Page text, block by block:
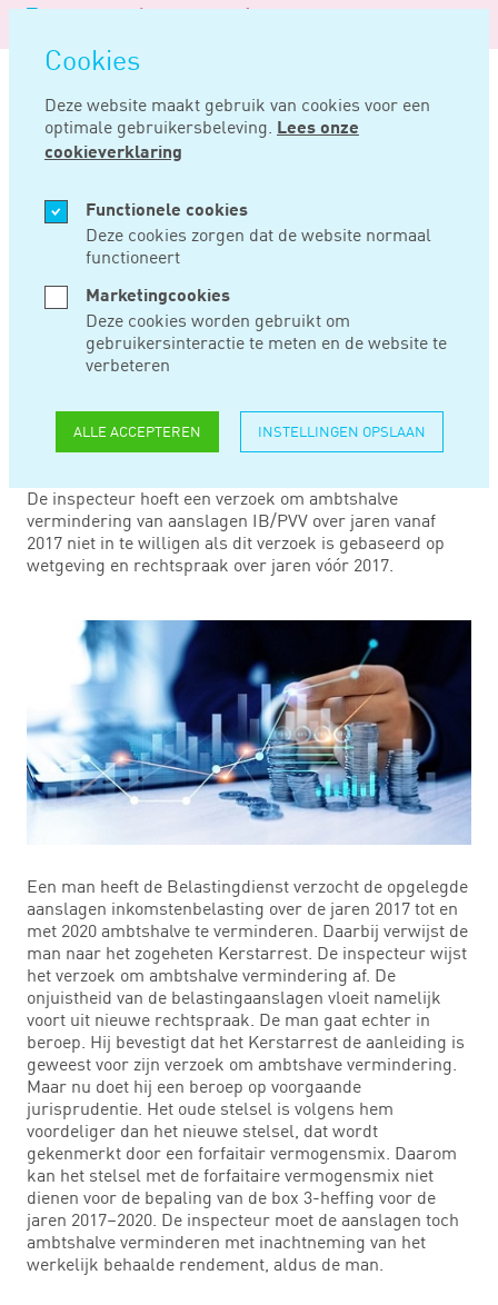
overslaan
Cookies
Deze website maakt gebruik van cookies voor een
optimale gebruikersbeleving. Lees onze
cookieverklaring
Functionele cookies
Deze cookies zorgen dat de website normaal
functioneert
Marketingcookies
Deze cookies worden gebruikt om
gebruikersinteractie te meten en de website te
verbeteren
ALLE ACCEPTEREN INSTELLINGEN OPSLAAN
Logo
Noord
Negentig
Home Nieuws
NOV 29, 2024
STELSEL VÓÓR 2017
GEEN GROND VOOR
AMBTSHALVE
VERMINDERING
De inspecteur hoeft een verzoek om ambtshalve
vermindering van aanslagen IB/PVV over jaren vanaf
2017 niet in te willigen als dit verzoek is gebaseerd op
wetgeving en rechtspraak over jaren vóór 2017.
Een man heeft de Belastingdienst verzocht de opgelegde
aanslagen inkomstenbelasting over de jaren 2017 tot en
met 2020 ambtshalve te verminderen. Daarbij verwijst de
man naar het zogeheten Kerstarrest. De inspecteur wijst
het verzoek om ambtshalve vermindering af. De
onjuistheid van de belastingaanslagen vloeit namelijk
voort uit nieuwe rechtspraak. De man gaat echter in
beroep. Hij bevestigt dat het Kerstarrest de aanleiding is
geweest voor zijn verzoek om ambtshave vermindering.
Maar nu doet hij een beroep op voorgaande
jurisprudentie. Het oude stelsel is volgens hem
voordeliger dan het nieuwe stelsel, dat wordt
gekenmerkt door een forfaitair vermogensmix. Daarom
kan het stelsel met de forfaitaire vermogensmix niet
dienen voor de bepaling van de box 3-heffing voor de
jaren 2017–2020. De inspecteur moet de aanslagen toch
ambtshalve verminderen met inachtneming van het
werkelijk behaalde rendement, aldus de man.